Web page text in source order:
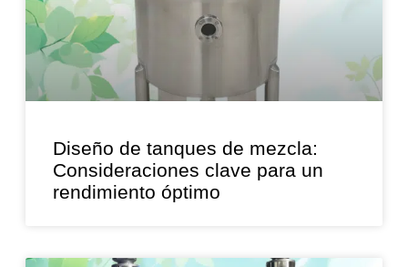
Diseño de tanques de mezcla:
Consideraciones clave para un
rendimiento óptimo